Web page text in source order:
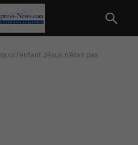
l’enfant Jésus n’était pas